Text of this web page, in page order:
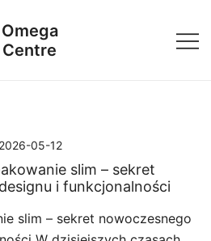
Omega
Centre
2026-05-12
slim – sekret
i funkcjonalności
slim – sekret nowoczesnego